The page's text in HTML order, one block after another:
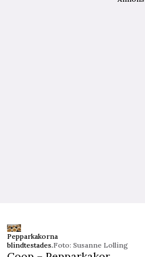
Pepparkakorna
blindtestades.Foto: Susanne Lolling